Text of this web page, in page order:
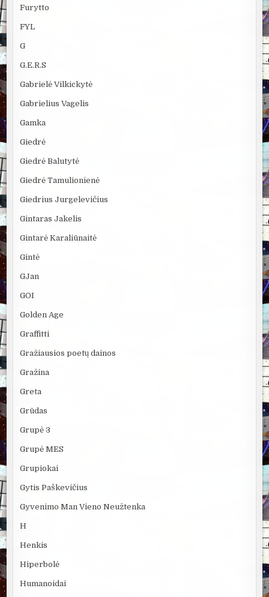
Furytto
FYL
G
G.E.R.S
Gabrielė Vilkickytė
Gabrielius Vagelis
Gamka
Giedrė
Giedrė Balutytė
Giedrė Tamulionienė
Giedrius Jurgelevičius
Gintaras Jakelis
Gintarė Karaliūnaitė
Gintė
GJan
GOI
Golden Age
Graffitti
Gražiausios poetų dainos
Gražina
Greta
Grūdas
Grupė 3
Grupė MES
Grupiokai
Gytis Paškevičius
Gyvenimo Man Vieno Neužtenka
H
Henkis
Hiperbolė
Humanoidai